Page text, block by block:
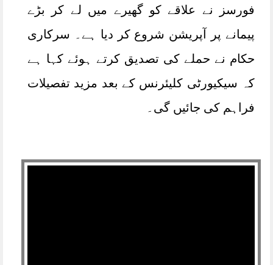
فورسز نے علاقے کو گھیرے میں لے کر بڑے
پیمانے پر آپریشن شروع کر دیا ہے۔ سرکاری
حکام نے حملے کی تصدیق کرتے ہوئے کہا ہے
کہ سیکیورٹی کلیئرنس کے بعد مزید تفصیلات
فراہم کی جائیں گی۔